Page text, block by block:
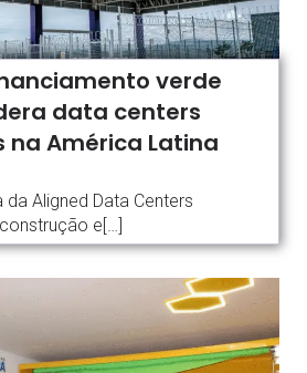
verde
data centers
na América Latina
da Aligned Data Centers
e[…]